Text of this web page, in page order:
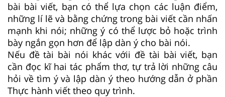
bài bài viết, bạn có thể lựa chọn các luận điểm,
những lí lẽ và bằng chứng trong bài viết cần nhấn
mạnh khi nói; những ý có thể lược bỏ hoặc trình
bày ngắn gọn hơn để lập dàn ý cho bài nói.
Nếu đề tài bài nói khác vớii đề tài bài viết, bạn
cần đọc kĩ hai tác phẩm thơ, tự trả lời những câu
hỏi về tìm ý và lập dàn ý theo hướng dẫn ở phần
Thực hành viết theo quy trình.